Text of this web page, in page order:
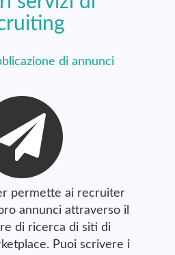
di annunci
permette ai recruiter
annunci attraverso il
di ricerca di siti di
Puoi scrivere i